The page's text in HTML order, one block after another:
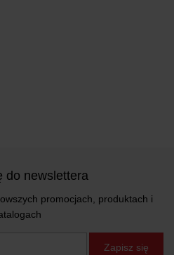
do newslettera
promocjach, produktach i
Zapisz się